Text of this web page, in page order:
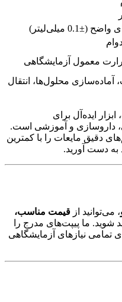
میلی‌لیتر)
معمول آزمایشگاهی
محلول‌ها، انتقال
ایده‌آل برای
داروسازی و آموزشی است.
دقیق مایعات را با کمترین
به دست آورید.
، می‌توانید از قیمت مناسب،
شوید. ما پیپت‌های مدرج را
تمامی نیازهای آزمایشگاهی